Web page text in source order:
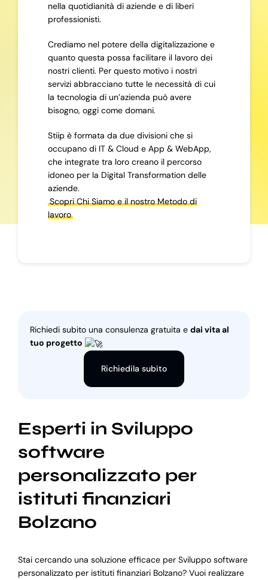
nella quotidianità di aziende e di liberi
professionisti.
Crediamo nel potere della digitalizzazione e
quanto questa possa facilitare il lavoro dei
nostri clienti. Per questo motivo i nostri
servizi abbracciano tutte le necessità di cui
la tecnologia di un’azienda può avere
bisogno, oggi come domani.
Stiip è formata da due divisioni che si
occupano di IT & Cloud e App & WebApp,
che integrate tra loro creano il percorso
idoneo per la Digital Transformation delle
aziende.
Scopri Chi Siamo e il nostro Metodo di
lavoro
Richiedi subito una consulenza gratuita e dai vita al
tuo progetto
Richiedila subito
Esperti in Sviluppo
software
personalizzato per
istituti finanziari
Bolzano
Stai cercando una soluzione efficace per Sviluppo software
personalizzato per istituti finanziari Bolzano? Vuoi realizzare